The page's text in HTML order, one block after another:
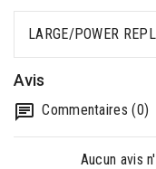
LARGE/POWER
Avis
Commentaires (0)
Aucun avis